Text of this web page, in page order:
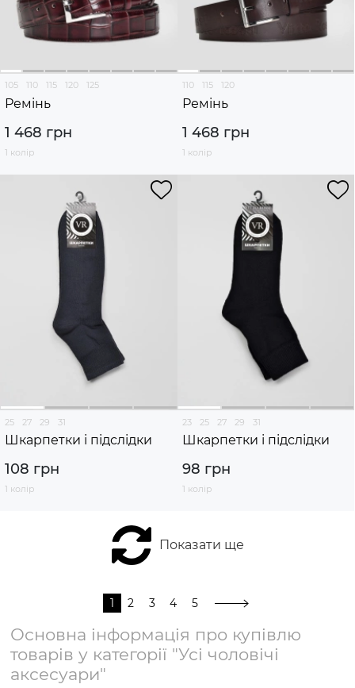
105 110 115 120 125
Ремінь
1 468 грн
1 колір
110 115 120
Ремінь
1 468 грн
1 колір
25 27 29 31
Шкарпетки і підслідки
108 грн
1 колір
23 25 27 29 31
Шкарпетки і підслідки
98 грн
1 колір
Показати ще
1 2 3 4 5
Основна інформація про купівлю
товарів у категорії "Усі чоловічі
аксесуари"